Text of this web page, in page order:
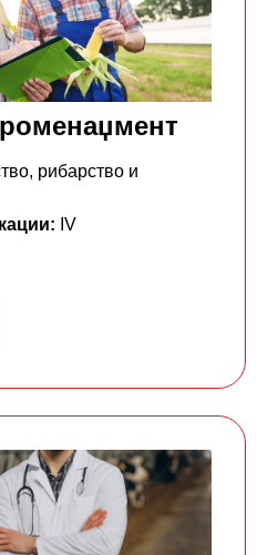
рибарство и
IV